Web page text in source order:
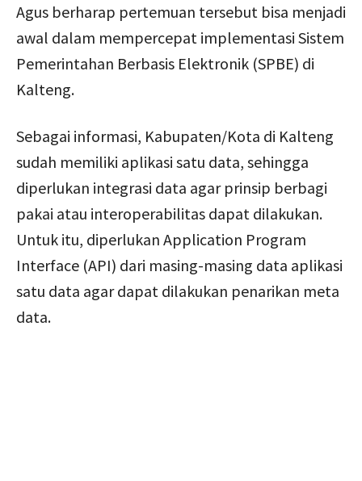
Agus berharap pertemuan tersebut bisa menjadi
awal dalam mempercepat implementasi Sistem
Pemerintahan Berbasis Elektronik (SPBE) di
Kalteng.
Sebagai informasi, Kabupaten/Kota di Kalteng
sudah memiliki aplikasi satu data, sehingga
diperlukan integrasi data agar prinsip berbagi
pakai atau interoperabilitas dapat dilakukan.
Untuk itu, diperlukan Application Program
Interface (API) dari masing-masing data aplikasi
satu data agar dapat dilakukan penarikan meta
data.